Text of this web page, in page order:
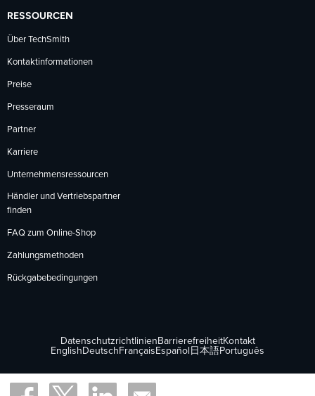
RESSOURCEN
Über TechSmith
Kontaktinformationen
Preise
Presseraum
Partner
Karriere
Unternehmensressourcen
Händler und Vertriebspartner
finden
FAQ zum Online-Shop
Zahlungsmethoden
Rückgabebedingungen
Datenschutzrichtlinien BarrierefreiheitKontakt
English Deutsch Français Español 日本語Português